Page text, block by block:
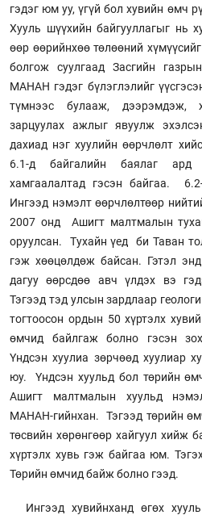
гэдэг юм уу, үгүй бол хувийн өмч
Хууль шүүхийн байгууллагыг нь
өөр өөрийнхөө төлөөний
болгож суулгаад Засгийн
МАНАН гэдэг бүлэглэлийг
түмнээс булааж, дээрэмдэж,
зарцуулах ажлыг явуулж
дахиад нэг хуулийн өөрчлөлт
6.1-д байгалийн баялаг
хамгаалалтад гэсэн байгаа.
Ингээд нэмэлт өөрчлөлтөөр
2007 онд Ашигт малтмалын
оруулсан. Тухайн үед би Таван
гэж хөөцөлдөж байсан. Гэтэл
дагуу өөрсдөө авч үлдэх вэ
Тэгээд тэд улсын зардлаар
тогтоосон ордын 50 хүртэлх
өмчид байлгаж болно гэсэн
Үндсэн хуулиа зөрчөөд хуулиар
юу. Үндсэн хуульд бол төрийн
Ашигт малтмалын хуульд
МАНАН-гийнхан. Тэгээд төрийн
төсвийн хөрөнгөөр хайгуул хийж
хүртэлх хувь гэж байгаа юм.
Төрийн өмчид байж болно гээд.
Ингээд хувийнханд өгөх